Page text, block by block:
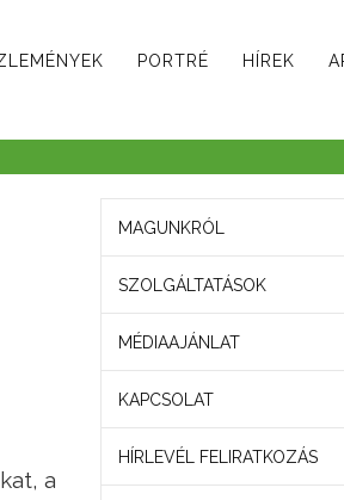
PORTRÉ HÍREK
a
MAGUNKRÓL
SZOLGÁLTATÁSOK
MÉDIAAJÁNLAT
KAPCSOLAT
HÍRLEVÉL FELIRATKOZÁS